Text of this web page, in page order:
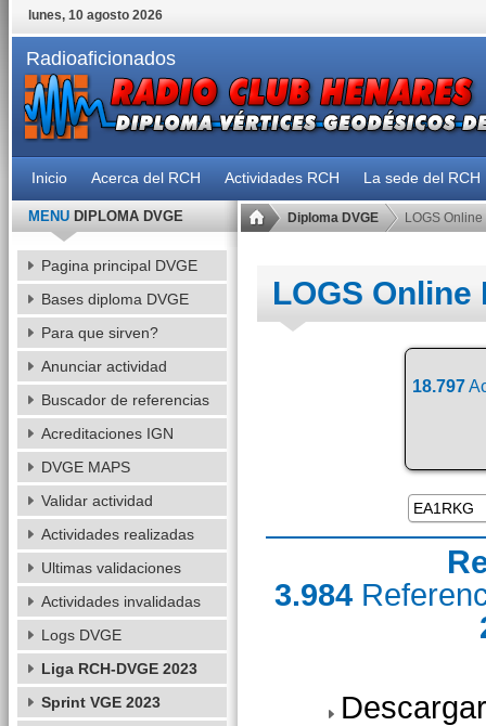
lunes, 10 agosto 2026
Radioaficionados
Inicio Acerca del RCH Actividades RCH La sede del RCH
Diploma DVGE LOGS Online
LOGS Online
18.797
3.984
MENUDIPLOMA DVGE
Pagina principal DVGE
Bases diploma DVGE
Para que sirven?
Anunciar actividad
Buscador de referencias
Acreditaciones IGN
DVGE MAPS
Validar actividad
Actividades realizadas
Ultimas validaciones
Actividades invalidadas
Logs DVGE
Liga RCH-DVGE 2023
Sprint VGE 2023